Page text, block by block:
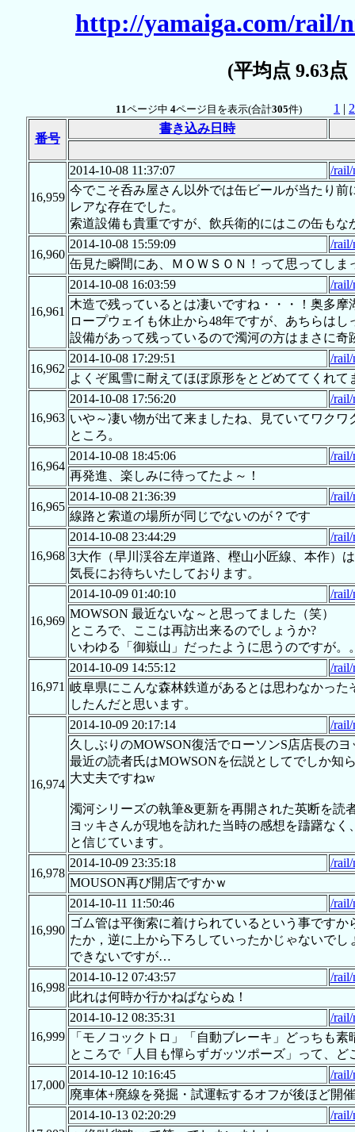
http://yamaiga.com/rail/
(平均点 9.63
11ページ中 4ページ目を表示(合計305件) 1 | 2
番号
書き込み日時
16,959
2014-10-08 11:37:07
/rail/
今でこそ呑み屋さん以外では缶ビールが当たり
レアな存在でした。
索道設備も貴重ですが、飲兵衛的にはこの缶もな
16,960
2014-10-08 15:59:09
/rail/
缶見た瞬間にあ、ＭＯＷＳＯＮ！って思ってしま
16,961
2014-10-08 16:03:59
/rail/
木造で残っているとは凄いですね・・・！奥多摩
ロープウェイも休止から48年ですが、あちらはし
設備があって残っているので濁河の方はまさに奇
16,962
2014-10-08 17:29:51
/rail/
よくぞ風雪に耐えてほぼ原形をとどめててくれて
16,963
2014-10-08 17:56:20
/rail/
いや～凄い物が出て来ましたね、見ていてワク
ところ。
16,964
2014-10-08 18:45:06
/rail/
再発進、楽しみに待ってたよ～！
16,965
2014-10-08 21:36:39
/rail/
線路と索道の場所が同じでないのが？です
16,968
2014-10-08 23:44:29
/rail/
3大作（早川渓谷左岸道路、樫山小匠線、本作）
気長にお待ちいたしております。
16,969
2014-10-09 01:40:10
/rail/
MOWSON 最近ないな～と思ってました（笑）
ところで、ここは再訪出来るのでしょうか?
いわゆる「御嶽山」だったように思うのですが。
16,971
2014-10-09 14:55:12
/rail/
岐阜県にこんな森林鉄道があるとは思わなかっ
したんだと思います。
16,974
2014-10-09 20:17:14
/rail/
久しぶりのMOWSON復活でローソンS店店長の
最近の読者氏はMOWSONを伝説としてでしか知
大丈夫ですねw
濁河シリーズの執筆&更新を再開された英断を読
ヨッキさんが現地を訪れた当時の感想を躊躇な
と信じています。
16,978
2014-10-09 23:35:18
/rail/
MOUSON再び開店ですかｗ
16,990
2014-10-11 11:50:46
/rail/
ゴム管は平衡索に着けられているという事です
たか，逆に上から下ろしていったかじゃないで
できないですが…
16,998
2014-10-12 07:43:57
/rail/
此れは何時か行かねばならぬ！
16,999
2014-10-12 08:35:31
/rail/
「モノコックトロ」「自動ブレーキ」どっちも
ところで「人目も憚らずガッツポーズ」って、
17,000
2014-10-12 10:16:45
/rail/
廃車体+廃線を発掘・試運転するオフが後ほど開
2014-10-13 02:20:29
/rail/